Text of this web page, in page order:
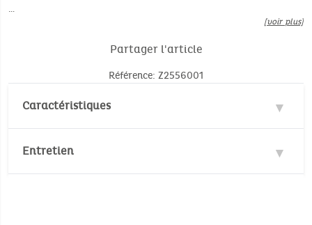
…
[voir plus]
Partager l'article
Référence: Z2556001
Caractéristiques
Entretien